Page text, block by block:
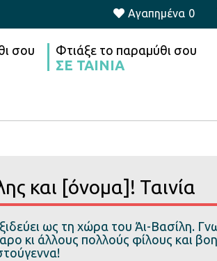
Αγαπημένα 0
σου Φτιάξε το παραμύθι σου
ΣΕ ΤΑΙΝΙΑ
και [όνομα]! Ταινία
ως τη χώρα του Άι-Βασίλη.
κι άλλους πολλούς φίλους και